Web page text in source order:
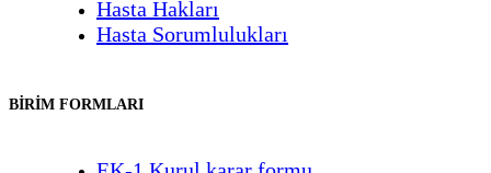
Hasta Hakları
Hasta Sorumlulukları
BİRİM FORMLARI